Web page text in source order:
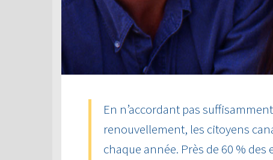
En n’accordant pas
renouvellement, les citoyens
chaque année. Près de 60 %